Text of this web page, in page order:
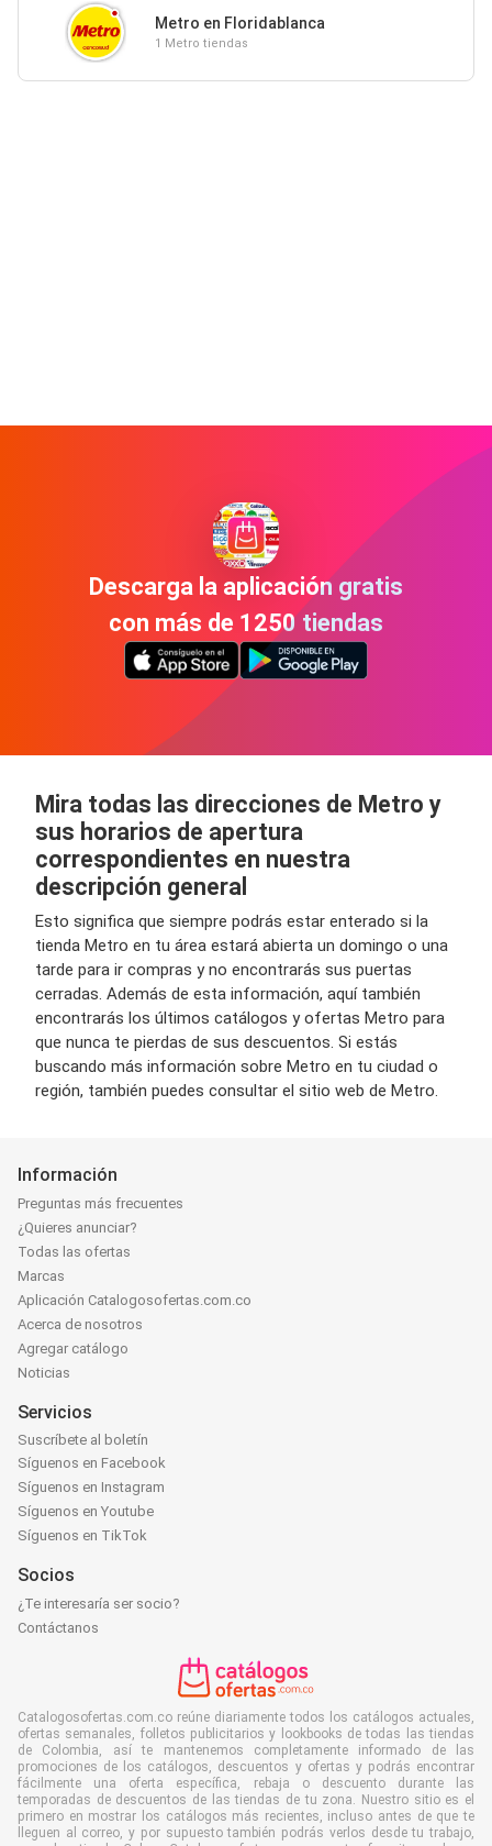
Metro en Floridablanca
1 Metro tiendas
Descarga la aplicación gratis
con más de 1250 tiendas
Mira todas las direcciones de Metro y
sus horarios de apertura
correspondientes en nuestra
descripción general
Esto significa que siempre podrás estar enterado si la
tienda Metro en tu área estará abierta un domingo o una
tarde para ir compras y no encontrarás sus puertas
cerradas. Además de esta información, aquí también
encontrarás los últimos catálogos y ofertas Metro para
que nunca te pierdas de sus descuentos. Si estás
buscando más información sobre Metro en tu ciudad o
región, también puedes consultar el sitio web de Metro.
Información
Preguntas más frecuentes
¿Quieres anunciar?
Todas las ofertas
Marcas
Aplicación Catalogosofertas.com.co
Acerca de nosotros
Agregar catálogo
Noticias
Servicios
Suscríbete al boletín
Síguenos en Facebook
Síguenos en Instagram
Síguenos en Youtube
Síguenos en TikTok
Socios
¿Te interesaría ser socio?
Contáctanos
Catalogosofertas.com.co reúne diariamente todos los catálogos actuales,
ofertas semanales, folletos publicitarios y lookbooks de todas las tiendas
de Colombia, así te mantenemos completamente informado de las
promociones de los catálogos, descuentos y ofertas y podrás encontrar
fácilmente una oferta específica, rebaja o descuento durante las
temporadas de descuentos de las tiendas de tu zona. Nuestro sitio es el
primero en mostrar los catálogos más recientes, incluso antes de que te
lleguen al correo, y por supuesto también podrás verlos desde tu trabajo,